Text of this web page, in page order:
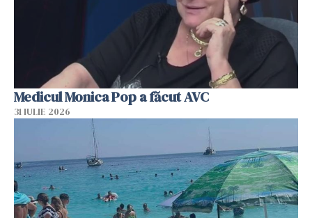
Medicul Monica Pop a făcut AVC
31 IULIE 2026